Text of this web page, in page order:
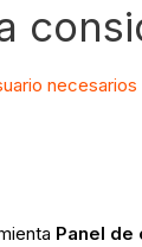
necesarios
Panel de